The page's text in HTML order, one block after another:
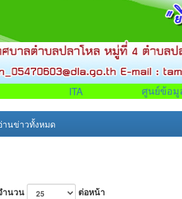
ITA ศูนย์ข้อมู
านข่าวทั้งหมด
ำนวน ต่อหน้า